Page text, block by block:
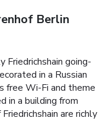
Berlin
Friedrichshain going-
in a Russian
free Wi-Fi and theme
in a building from
are richly